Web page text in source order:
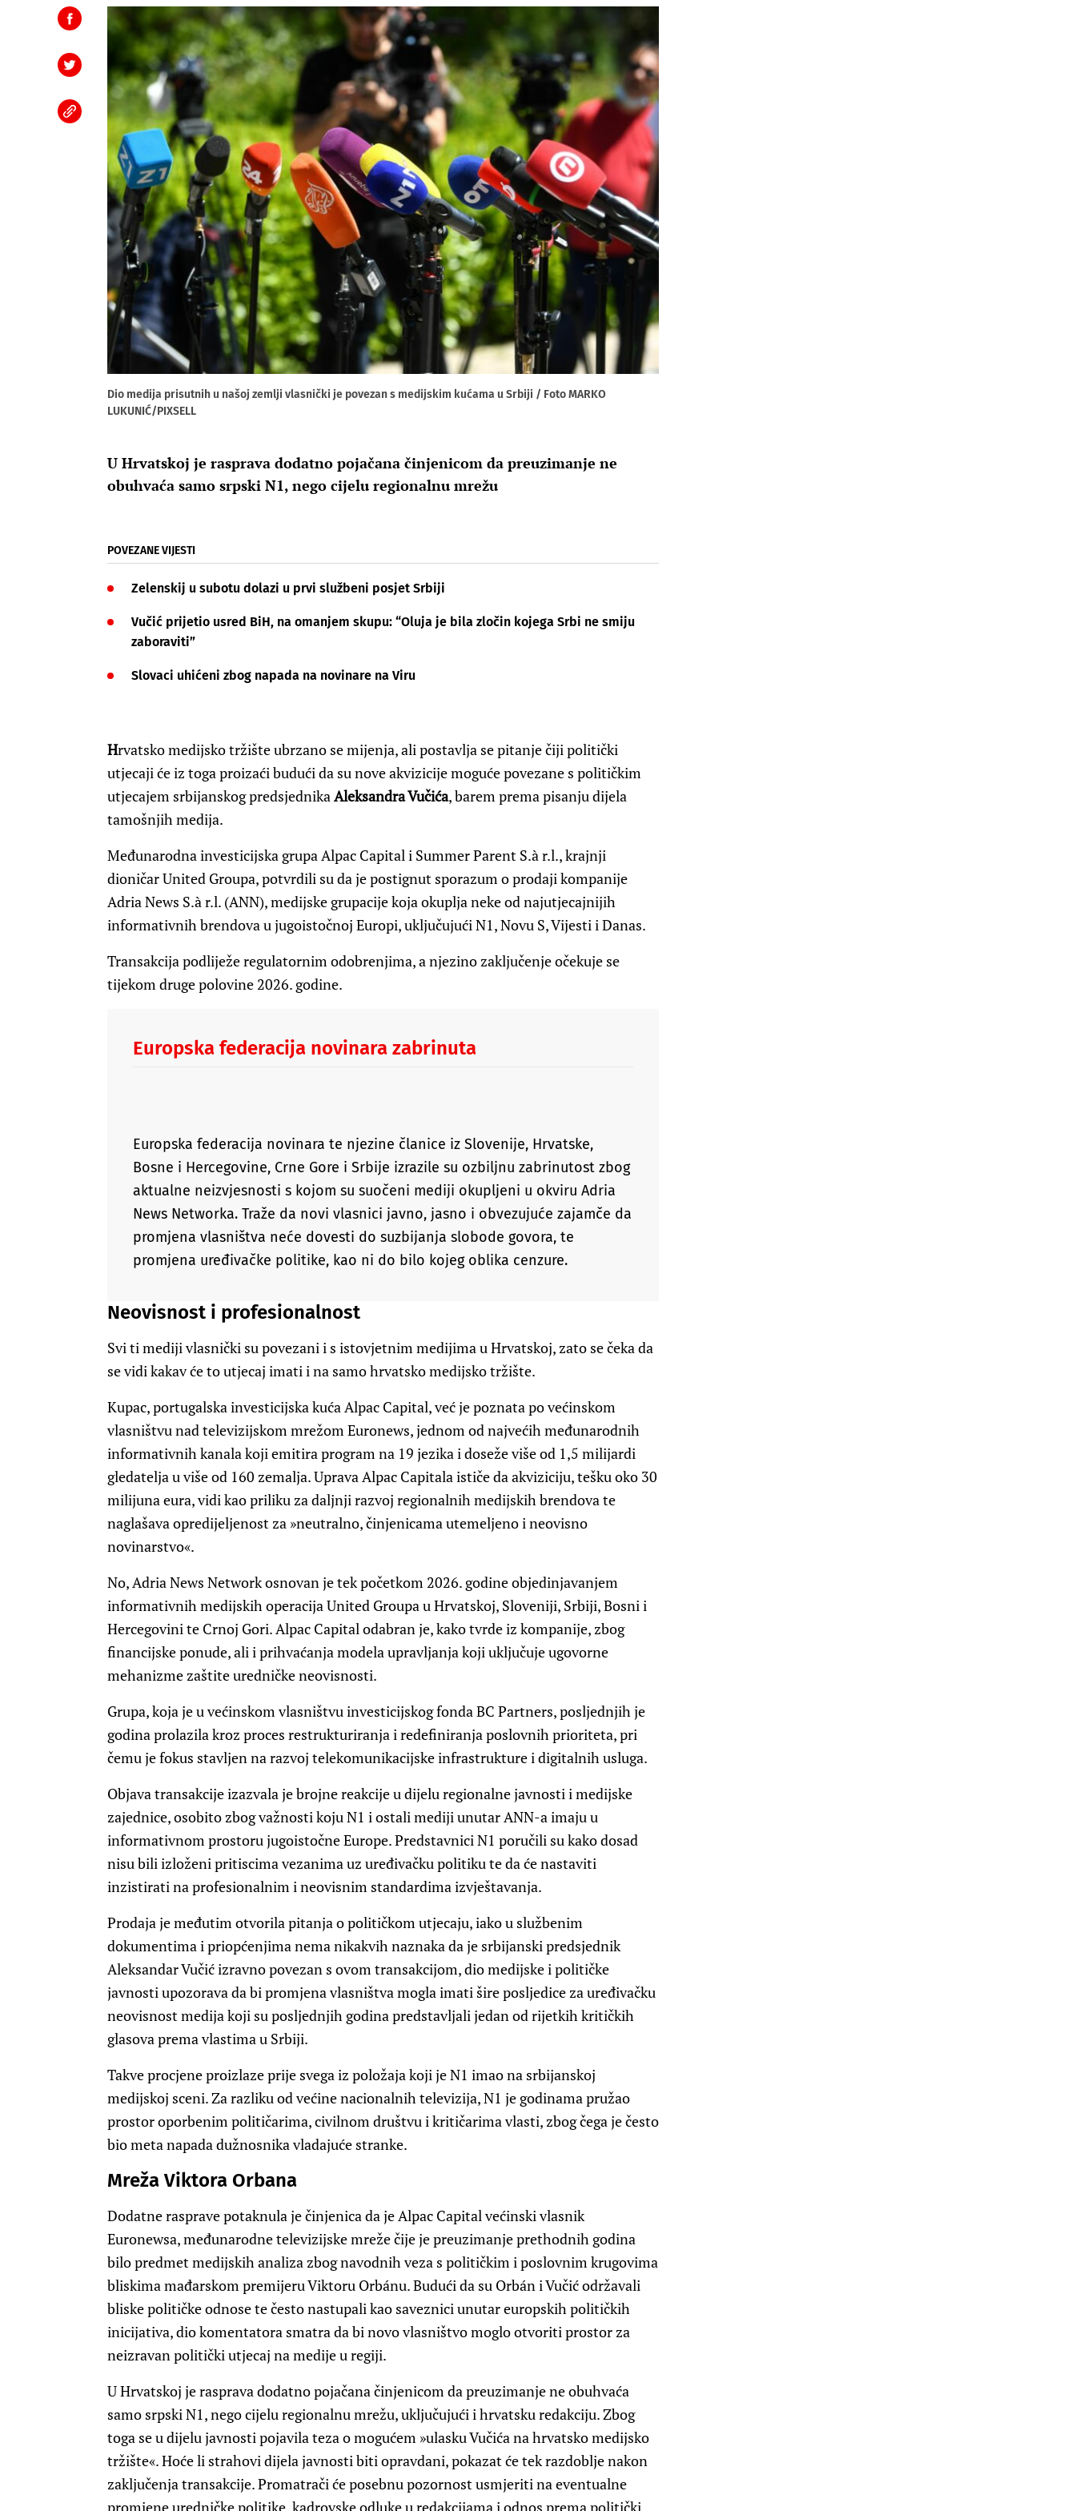
Dio medija prisutnih u našoj zemlji vlasnički je povezan s medijskim kućama u Srbiji / Foto MARKO
LUKUNIĆ/PIXSELL
U Hrvatskoj je rasprava dodatno pojačana činjenicom da preuzimanje ne
obuhvaća samo srpski N1, nego cijelu regionalnu mrežu
POVEZANE VIJESTI
Zelenskij u subotu dolazi u prvi službeni posjet Srbiji
Vučić prijetio usred BiH, na omanjem skupu: “Oluja je bila zločin kojega Srbi ne smiju
zaboraviti”
Slovaci uhićeni zbog napada na novinare na Viru
Hrvatsko medijsko tržište ubrzano se mijenja, ali postavlja se pitanje čiji politički
utjecaji će iz toga proizaći budući da su nove akvizicije moguće povezane s političkim
utjecajem srbijanskog predsjednikaAleksandra Vučića, barem prema pisanju dijela
tamošnjih medija.
Međunarodna investicijska grupa Alpac Capital i Summer Parent S.à r.l., krajnji
dioničar United Groupa, potvrdili su da je postignut sporazum o prodaji kompanije
Adria News S.à r.l. (ANN), medijske grupacije koja okuplja neke od najutjecajnijih
informativnih brendova u jugoistočnoj Europi, uključujući N1, Novu S, Vijesti i Danas.
Transakcija podliježe regulatornim odobrenjima, a njezino zaključenje očekuje se
tijekom druge polovine 2026. godine.
Europska federacija novinara zabrinuta
Europska federacija novinara te njezine članice iz Slovenije, Hrvatske,
Bosne i Hercegovine, Crne Gore i Srbije izrazile su ozbiljnu zabrinutost zbog
aktualne neizvjesnosti s kojom su suočeni mediji okupljeni u okviru Adria
News Networka. Traže da novi vlasnici javno, jasno i obvezujuće zajamče da
promjena vlasništva neće dovesti do suzbijanja slobode govora, te
promjena uređivačke politike, kao ni do bilo kojeg oblika cenzure.
Neovisnost i profesionalnost
Svi ti mediji vlasnički su povezani i s istovjetnim medijima u Hrvatskoj, zato se čeka da
se vidi kakav će to utjecaj imati i na samo hrvatsko medijsko tržište.
Kupac, portugalska investicijska kuća Alpac Capital, već je poznata po većinskom
vlasništvu nad televizijskom mrežom Euronews, jednom od najvećih međunarodnih
informativnih kanala koji emitira program na 19 jezika i doseže više od 1,5 milijardi
gledatelja u više od 160 zemalja. Uprava Alpac Capitala ističe da akviziciju, tešku oko 30
milijuna eura, vidi kao priliku za daljnji razvoj regionalnih medijskih brendova te
naglašava opredijeljenost za »neutralno, činjenicama utemeljeno i neovisno
novinarstvo«.
No, Adria News Network osnovan je tek početkom 2026. godine objedinjavanjem
informativnih medijskih operacija United Groupa u Hrvatskoj, Sloveniji, Srbiji, Bosni i
Hercegovini te Crnoj Gori. Alpac Capital odabran je, kako tvrde iz kompanije, zbog
financijske ponude, ali i prihvaćanja modela upravljanja koji uključuje ugovorne
mehanizme zaštite uredničke neovisnosti.
Grupa, koja je u većinskom vlasništvu investicijskog fonda BC Partners, posljednjih je
godina prolazila kroz proces restrukturiranja i redefiniranja poslovnih prioriteta, pri
čemu je fokus stavljen na razvoj telekomunikacijske infrastrukture i digitalnih usluga.
Objava transakcije izazvala je brojne reakcije u dijelu regionalne javnosti i medijske
zajednice, osobito zbog važnosti koju N1 i ostali mediji unutar ANN-a imaju u
informativnom prostoru jugoistočne Europe. Predstavnici N1 poručili su kako dosad
nisu bili izloženi pritiscima vezanima uz uređivačku politiku te da će nastaviti
inzistirati na profesionalnim i neovisnim standardima izvještavanja.
Prodaja je međutim otvorila pitanja o političkom utjecaju, iako u službenim
dokumentima i priopćenjima nema nikakvih naznaka da je srbijanski predsjednik
Aleksandar Vučić izravno povezan s ovom transakcijom, dio medijske i političke
javnosti upozorava da bi promjena vlasništva mogla imati šire posljedice za uređivačku
neovisnost medija koji su posljednjih godina predstavljali jedan od rijetkih kritičkih
glasova prema vlastima u Srbiji.
Takve procjene proizlaze prije svega iz položaja koji je N1 imao na srbijanskoj
medijskoj sceni. Za razliku od većine nacionalnih televizija, N1 je godinama pružao
prostor oporbenim političarima, civilnom društvu i kritičarima vlasti, zbog čega je često
bio meta napada dužnosnika vladajuće stranke.
Mreža Viktora Orbana
Dodatne rasprave potaknula je činjenica da je Alpac Capital većinski vlasnik
Euronewsa, međunarodne televizijske mreže čije je preuzimanje prethodnih godina
bilo predmet medijskih analiza zbog navodnih veza s političkim i poslovnim krugovima
bliskima mađarskom premijeru Viktoru Orbánu. Budući da su Orbán i Vučić održavali
bliske političke odnose te često nastupali kao saveznici unutar europskih političkih
inicijativa, dio komentatora smatra da bi novo vlasništvo moglo otvoriti prostor za
neizravan politički utjecaj na medije u regiji.
U Hrvatskoj je rasprava dodatno pojačana činjenicom da preuzimanje ne obuhvaća
samo srpski N1, nego cijelu regionalnu mrežu, uključujući i hrvatsku redakciju. Zbog
toga se u dijelu javnosti pojavila teza o mogućem »ulasku Vučića na hrvatsko medijsko
tržište«. Hoće li strahovi dijela javnosti biti opravdani, pokazat će tek razdoblje nakon
zaključenja transakcije. Promatrači će posebnu pozornost usmjeriti na eventualne